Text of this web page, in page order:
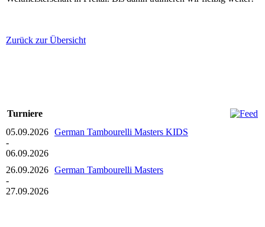
Zurück zur Übersicht
Turniere
05.09.2026
-
06.09.2026
German Tambourelli Masters KIDS
26.09.2026
-
27.09.2026
German Tambourelli Masters